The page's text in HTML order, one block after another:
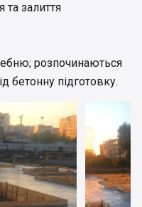
залиття
розпочинаються
бетонну підготовку.